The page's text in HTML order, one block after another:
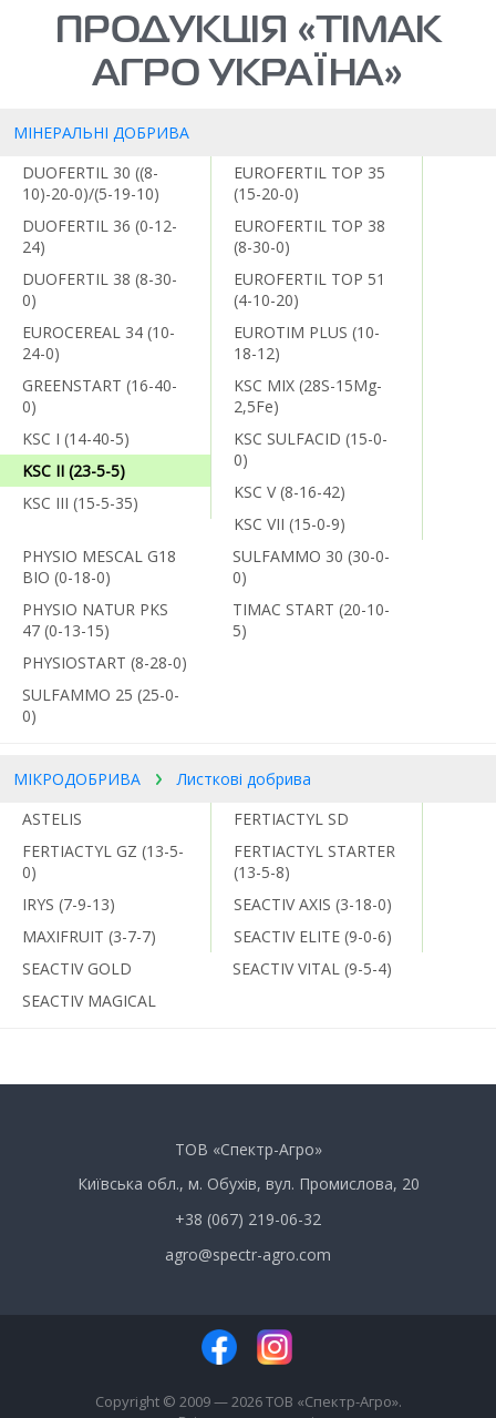
ПРОДУКЦІЯ «ТІМАК
АГРО УКРАЇНА»
МІНЕРАЛЬНІ ДОБРИВА
DUOFERTIL 30 ((8-
10)-20-0)/(5-19-10)
DUOFERTIL 36 (0-12-
24)
DUOFERTIL 38 (8-30-
0)
EUROCEREAL 34 (10-
24-0)
EUROFERTIL TOP 35
(15-20-0)
EUROFERTIL TOP 38
(8-30-0)
EUROFERTIL TOP 51
(4-10-20)
EUROTIM PLUS (10-
18-12)
GREENSTART (16-40-
0)
KSC I (14-40-5)
KSC II (23-5-5)
KSC III (15-5-35)
KSC MIX (28S-15Mg-
2,5Fe)
KSC SULFACID (15-0-
0)
KSC V (8-16-42)
KSC VII (15-0-9)
PHYSIO MESCAL G18
BIO (0-18-0)
PHYSIO NATUR PKS
47 (0-13-15)
PHYSIOSTART (8-28-0)
SULFAMMO 25 (25-0-
0)
SULFAMMO 30 (30-0-
0)
TIMAC START (20-10-
5)
МІКРОДОБРИВА
Листкові добрива
ASTELIS
FERTIACTYL GZ (13-5-
0)
FERTIACTYL SD
FERTIACTYL STARTER
(13-5-8)
IRYS (7-9-13)
MAXIFRUIT (3-7-7)
SEACTIV AXIS (3-18-0)
SEACTIV ELITE (9-0-6)
SEACTIV GOLD
SEACTIV MAGICAL
SEACTIV VITAL (9-5-4)
ТОВ «Спектр-Агро»
Київська обл., м. Обухів, вул. Промислова, 20
+38 (067) 219-06-32
agro@spectr-agro.com
Copyright © 2009 — 2026 ТОВ «Спектр-Агро».